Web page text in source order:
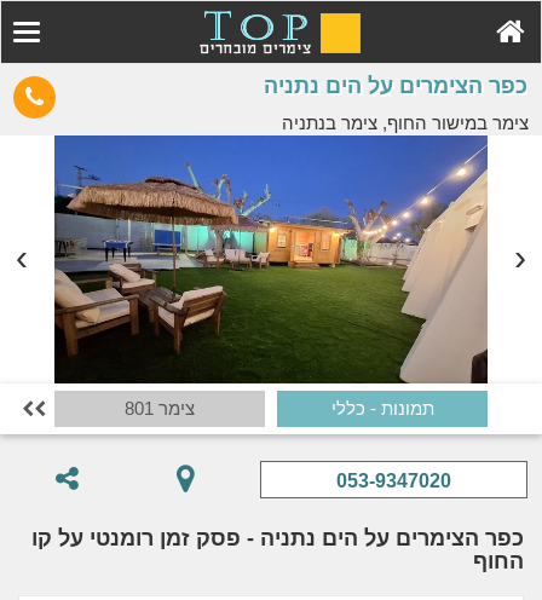
כפר הצימרים על הים נתניה
צימר במישור החוף, צימר בנתניה
תמונות - כללי צימר 801 
053-9347020
כפר הצימרים על הים נתניה - פסק זמן רומנטי על קו
החוף